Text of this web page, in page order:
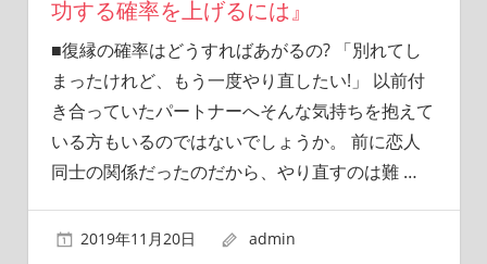
功する確率を上げるには』
■復縁の確率はどうすればあがるの? 「別れてし
まったけれど、もう一度やり直したい!」 以前付
き合っていたパートナーへそんな気持ちを抱えて
いる方もいるのではないでしょうか。 前に恋人
同士の関係だったのだから、やり直すのは難 …
2019年11月20日 admin